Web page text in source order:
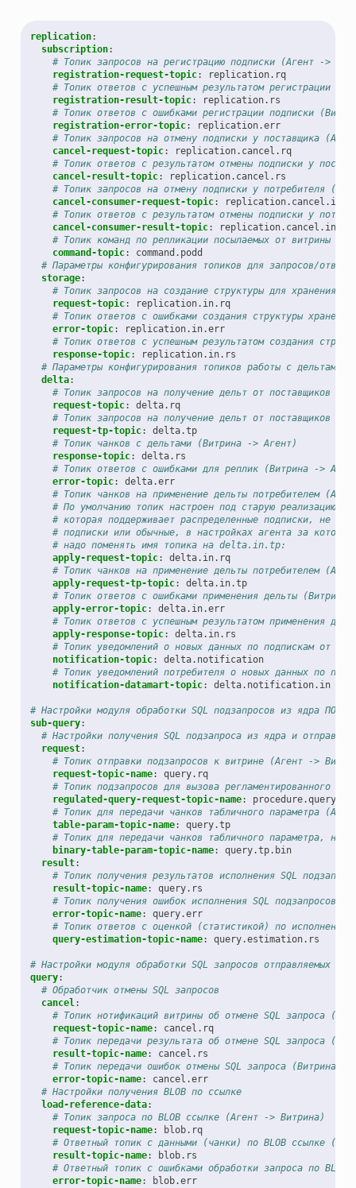
replication:
subscription:
# Топик запросов на регистрацию подписки (Агент ->
registration-request-topic:
replication.rq
# Топик ответов с успешным результатом регистрации
registration-result-topic:
replication.rs
# Топик ответов с ошибками регистрации подписки
registration-error-topic:
replication.err
# Топик запросов на отмену подписки у поставщика
cancel-request-topic:
replication.cancel.rq
# Топик ответов с результатом отмены подписки у
cancel-result-topic:
replication.cancel.rs
# Топик запросов на отмену подписки у потребителя
cancel-consumer-request-topic:
# Топик ответов с результатом отмены подписки у
cancel-consumer-result-topic:
replication.cancel.in.rs
# Топик команд по репликации посылаемых от витрины в
command-topic:
command.podd
# Параметры конфигурирования топиков для запросов/
storage:
# Топик запросов на создание структуры для хранения
request-topic:
replication.in.rq
# Топик ответов с ошибками создания структуры
error-topic:
replication.in.err
# Топик ответов с успешным результатом создания
response-topic:
replication.in.rs
# Параметры конфигурирования топиков работы с дельтами
delta:
# Топик запросов на получение дельт от поставщиков
request-topic:
delta.rq
# Топик запросов на получение дельт от поставщиков
request-tp-topic:
delta.tp
# Топик чанков с дельтами (Витрина -> Агент)
response-topic:
delta.rs
# Топик ответов с ошибками для реплик (Витрина ->
error-topic:
delta.err
# Топик чанков на применение дельты потребителем
# По умолчанию топик настроен под старую реализацию
# которая поддерживает распределенные подписки, не
# подписки или обычные, в настройках агента за
# надо поменять имя топика на delta.in.tp:
apply-request-topic:
delta.in.rq
# Топик чанков на применение дельты потребителем
apply-request-tp-topic:
delta.in.tp
# Топик ответов с ошибками применения дельты (Витрина
apply-error-topic:
delta.in.err
# Топик ответов с успешным результатом применения
apply-response-topic:
delta.in.rs
# Топик уведомлений о новых данных по подпискам от
notification-topic:
delta.notification
# Топик уведомлений потребителя о новых данных по
notification-datamart-topic: delta.notification.in
# Настройки модуля обработки SQL подзапросов из ядра ПОДД
sub-query:
# Настройки получения SQL подзапроса из ядра и отправки
request:
# Топик отправки подзапросов к витрине (Агент ->
request-topic-name:
query.rq
# Топик подзапросов для вызова регламентированного
regulated-query-request-topic-name:
procedure.query.rq
# Топик для передачи чанков табличного параметра
table-param-topic-name:
query.tp
# Топик для передачи чанков табличного параметра,
binary-table-param-topic-name:
query.tp.bin
result:
# Топик получения результатов исполнения SQL
result-topic-name:
query.rs
# Топик получения ошибок исполнения SQL подзапросов
error-topic-name:
query.err
# Топик ответов с оценкой (статистикой) по исполнению
query-estimation-topic-name: query.estimation.rs
# Настройки модуля обработки SQL запросов отправляемых в
query:
# Обработчик отмены SQL запросов
cancel:
# Топик нотификаций витрины об отмене SQL запроса
request-topic-name:
cancel.rq
# Топик передачи результата об отмене SQL запроса
result-topic-name:
cancel.rs
# Топик передачи ошибок отмены SQL запроса (Витрина -
error-topic-name:
cancel.err
# Настройки получения BLOB по ссылке
load-reference-data:
# Топик запроса по BLOB ссылке (Агент -> Витрина)
request-topic-name:
blob.rq
# Ответный топик с данными (чанки) по BLOB ссылке
result-topic-name:
blob.rs
# Ответный топик с ошибками обработки запроса по
error-topic-name: blob.err